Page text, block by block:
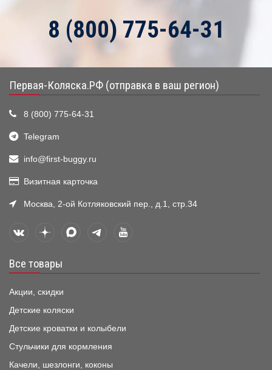
8 (800) 775-64-31
Первая-Коляска.РФ (отправка в ваш регион)
8 (800) 775-64-31
Telegram
info@first-buggy.ru
Визитная карточка
Москва, 2-ой Котляковский пер., д.1, стр.34
Все товары
Акции, скидки
Детские коляски
Детские кроватки и колыбели
Стульчики для кормления
Качели, шезлонги, коконы